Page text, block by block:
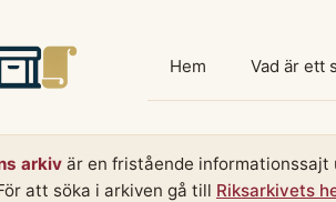
Hem Vad är ett
arkiv är en fristående informationssajt
att söka i arkiven gå till Riksarkivets